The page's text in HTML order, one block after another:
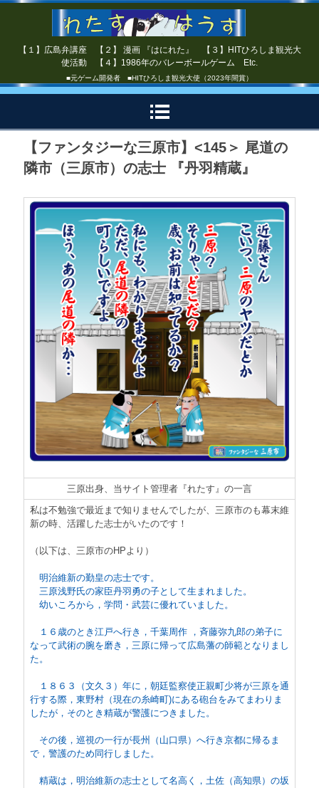
【１】広島弁講座 【２】 漫画 『はにれた』 【３】HITひろしま観光大
使活動 【４】1986年のバレーボールゲーム Etc.
■元ゲーム開発者 ■HITひろしま観光大使（2023年間賞）
【ファンタジーな三原市】<145＞ 尾道の
隣市（三原市）の志士 『丹羽精蔵』
三原出身、当サイト管理者『れたす』の一言
私は不勉強で最近まで知りませんでしたが、三原市のも幕末維
新の時、活躍した志士がいたのです！
（以下は、三原市のHPより）
明治維新の勤皇の志士です。
三原浅野氏の家臣丹羽勇の子として生まれました。
幼いころから，学問・武芸に優れていました。
１６歳のとき江戸へ行き，千葉周作 ，斉藤弥九郎の弟子に
なって武術の腕を磨き，三原に帰って広島藩の師範となりまし
た。
１８６３（文久３）年に，朝廷監察使正親町少将が三原を通
行する際，東野村（現在の糸崎町)にある砲台をみてまわりま
したが，そのとき精蔵が警護につきました。
その後，巡視の一行が長州（山口県）へ行き京都に帰るま
で，警護のため同行しました。
精蔵は，明治維新の志士として名高く，土佐（高知県）の坂